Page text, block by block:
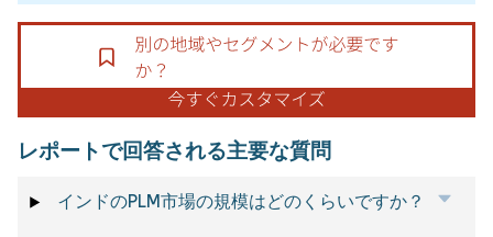
レポートで回答される主要な質問
インドのPLM市場の規模はどのくらいですか？